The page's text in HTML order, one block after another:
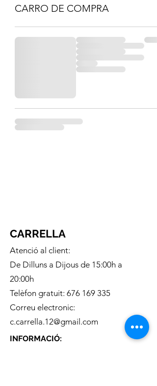
CARRO DE COMPRA
CARRELLA
Atenció al client:
De Dilluns a Dijous de 15:00h a
20:00h
Telèfon gratuit: 676 169 335
Correu electronic:
c.carrella.12@gmail.com
INFORMACIÓ: